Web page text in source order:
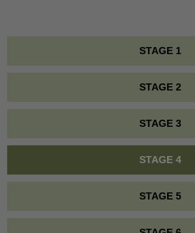
STAGE 1
STAGE 2
STAGE 3
STAGE 4
STAGE 5